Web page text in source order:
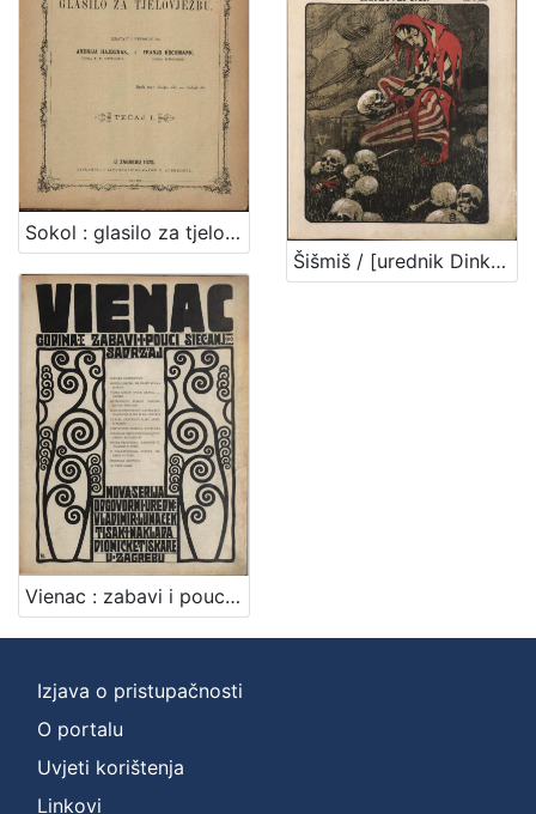
Sokol : glasilo za tjelovježbu / izdavaju i uredjuju Andrija Hajdanek i Franjo Hochman.
Šišmiš / [urednik Dinko T. Chudoba]
Vienac : zabavi i pouci : nova serija / odgovorni urednik Vladimir Lunaček
Izjava o pristupačnosti
O portalu
Uvjeti korištenja
Linkovi